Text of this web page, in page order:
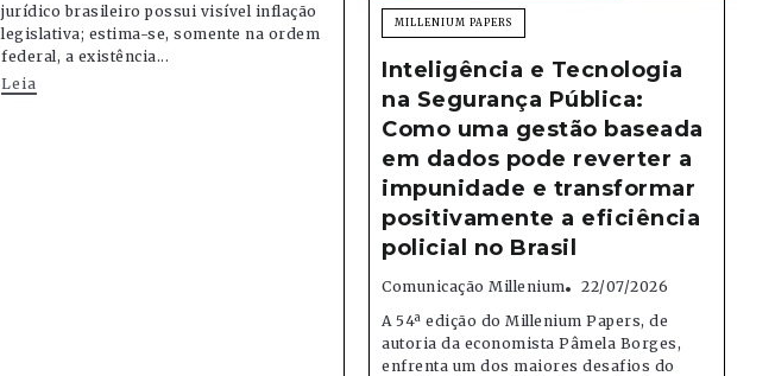
jurídico brasileiro possui visível inflação
legislativa; estima-se, somente na ordem
federal, a existência...
Leia
MILLENIUM PAPERS
Inteligência e Tecnologia
na Segurança Pública:
Como uma gestão baseada
em dados pode reverter a
impunidade e transformar
positivamente a eficiência
policial no Brasil
Comunicação Millenium
22/07/2026
A 54ª edição do Millenium Papers, de
autoria da economista Pâmela Borges,
enfrenta um dos maiores desafios do